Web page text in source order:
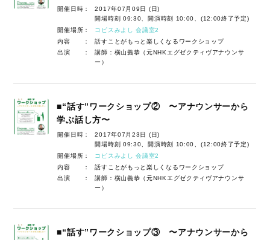
開催日時：
2017年07月09日 (日)
開場時刻 09:30、開演時刻 10:00、(12:00終了予定)
開催場所：
コピスみよし 会議室2
内容 ：
話すことがもっと楽しくなるワークショップ
出演 ：
講師：横山義恭（元NHKエグゼクティヴアナウンサ
ー）
■“話す”ワークショップ② 〜アナウンサーから
学ぶ話し方〜
開催日時：
2017年07月23日 (日)
開場時刻 09:30、開演時刻 10:00、(12:00終了予定)
開催場所：
コピスみよし 会議室2
内容 ：
話すことがもっと楽しくなるワークショップ
出演 ：
講師：横山義恭（元NHKエグゼクティヴアナウンサ
ー）
■“話す”ワークショップ③ 〜アナウンサーから